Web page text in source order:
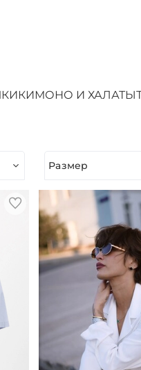
КИМОНО И ХАЛАТЫ
Размер